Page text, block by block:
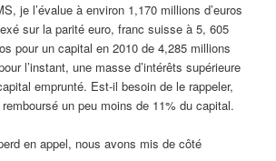
je l’évalue à environ 1,170 millions d’euros
sur la parité euro, franc suisse à 5, 605
pour un capital en 2010 de 4,285 millions
l’instant, une masse d’intérêts supérieure
emprunté. Est-il besoin de le rappeler,
un peu moins de 11% du capital.
en appel, nous avons mis de côté